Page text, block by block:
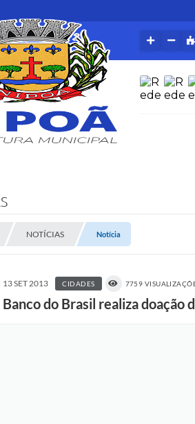
NOTÍCIAS Notícia
13 SET 2013 CIDADES 7759
Banco do Brasil realiza doação